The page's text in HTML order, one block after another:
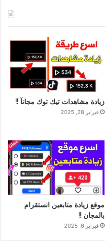
زيادة مشاهدات تيك توك مجانآ !!
فبراير 28, 2025
موقع زيادة متابعين انستقرام
بالمجان !!
فبراير 6, 2025